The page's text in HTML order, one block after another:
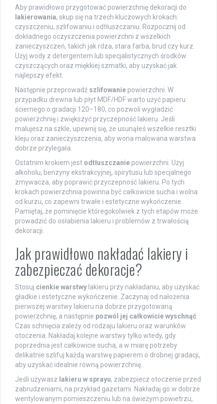
Aby prawidłowo przygotować powierzchnię dekoracji do
lakierowania, skup się na trzech kluczowych krokach:
czyszczeniu, szlifowaniu i odtłuszczaniu. Rozpocznij od
dokładnego oczyszczenia powierzchni z wszelkich
zanieczyszczeń, takich jak rdza, stara farba, brud czy kurz.
Użyj wody z detergentem lub specjalistycznych środków
czyszczących oraz miękkiej szmatki, aby uzyskać jak
najlepszy efekt.
Następnie przeprowadź szlifowanie powierzchni. W
przypadku drewna lub płyt MDF/HDF warto użyć papieru
ściernego o gradacji 120–180, co pozwoli wygładzić
powierzchnię i zwiększyć przyczepność lakieru. Jeśli
malujesz na szkle, upewnij się, że usunąłeś wszelkie resztki
kleju oraz zanieczyszczenia, aby wona malowana warstwa
dobrze przylegała.
Ostatnim krokiem jest odtłuszczanie powierzchni. Użyj
alkoholu, benzyny ekstrakcyjnej, spirytusu lub specjalnego
zmywacza, aby poprawić przyczepność lakieru. Po tych
krokach powierzchnia powinna być całkowicie sucha i wolna
od kurzu, co zapewni trwałe i estetyczne wykończenie.
Pamiętaj, że pominięcie któregokolwiek z tych etapów może
prowadzić do osłabienia lakieru i problemów z trwałością
dekoracji.
Jak prawidłowo nakładać lakiery i
zabezpieczać dekoracje?
Stosuj cienkie warstwy lakieru przy nakładaniu, aby uzyskać
gładkie i estetyczne wykończenie. Zaczynaj od nałożenia
pierwszej warstwy lakieru na dobrze przygotowaną
powierzchnię, a następnie pozwól jej całkowicie wyschnąć
Czas schnięcia zależy od rodzaju lakieru oraz warunków
otoczenia. Nakładaj kolejne warstwy tylko wtedy, gdy
poprzednia jest całkowicie sucha, a w miarę potrzeby
delikatnie szlifuj każdą warstwę papierem o drobnej gradacji,
aby uzyskać idealnie równą powierzchnię.
Jeśli używasz lakieru w sprayu, zabezpiecz otoczenie przed
zabrudzeniami, na przykład gazetami. Nakładaj go w dobrze
wentylowanym pomieszczeniu lub na świeżym powietrzu,